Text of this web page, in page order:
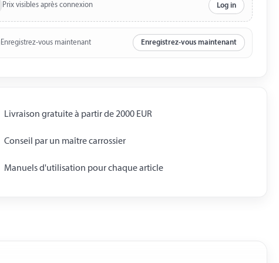
Prix visibles après connexion Log in
Enregistrez-vous maintenant Enregistrez-vous maintenant
Livraison gratuite à partir de 2000 EUR
Conseil par un maître carrossier
Manuels d'utilisation pour chaque article